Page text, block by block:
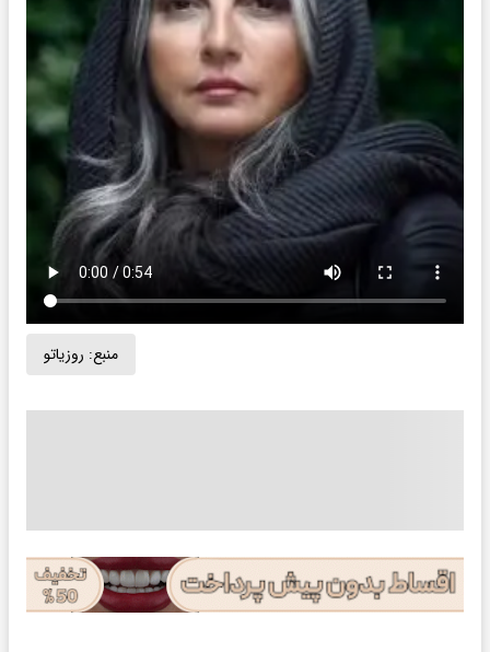
منبع: روزیاتو